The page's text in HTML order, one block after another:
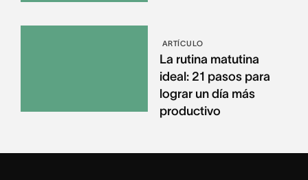
ARTÍCULO
La rutina matutina
ideal: 21 pasos para
lograr un día más
productivo